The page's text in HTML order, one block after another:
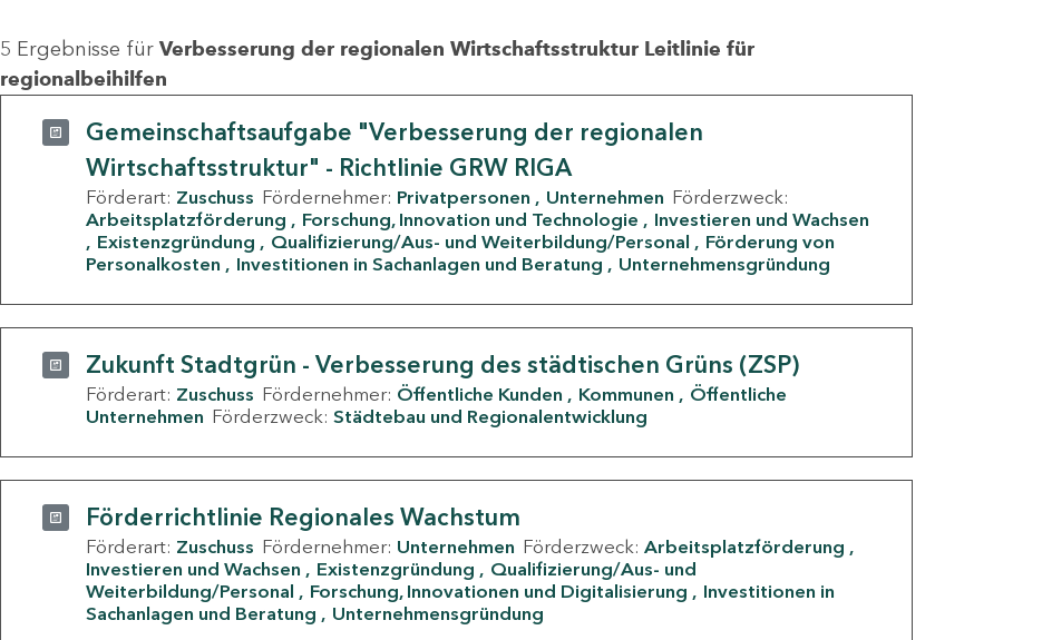
5 Ergebnisse für Verbesserung der regionalen Wirtschaftsstruktur Leitlinie für
regionalbeihilfen
Gemeinschaftsaufgabe "Verbesserung der regionalen
Wirtschaftsstruktur" - Richtlinie GRW RIGA
Förderart: Zuschuss Fördernehmer: Privatpersonen Unternehmen Förderzweck:
Arbeitsplatzförderung
Forschung, Innovation und Technologie
Investieren und Wachsen
Existenzgründung
Qualifizierung/Aus- und Weiterbildung/Personal
Förderung von
Personalkosten
Investitionen in Sachanlagen und Beratung Unternehmensgründung
Zukunft Stadtgrün - Verbesserung des städtischen Grüns (ZSP)
Förderart: Zuschuss Fördernehmer: Öffentliche Kunden Kommunen
Öffentliche
Unternehmen Förderzweck: Städtebau und Regionalentwicklung
Förderrichtlinie Regionales Wachstum
Förderart: Zuschuss Fördernehmer: Unternehmen Förderzweck: Arbeitsplatzförderung
Investieren und Wachsen
Existenzgründung
Qualifizierung/Aus- und
Weiterbildung/Personal
Forschung, Innovationen und Digitalisierung
Investitionen in
Sachanlagen und Beratung
Unternehmensgründung